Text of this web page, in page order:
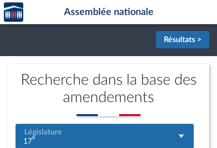
Aller au contenu
Aller en bas de la page
Accèder
à la
page
Assemblée nationale
Résultats >
Recherche dans la base des
amendements
Législature
17e